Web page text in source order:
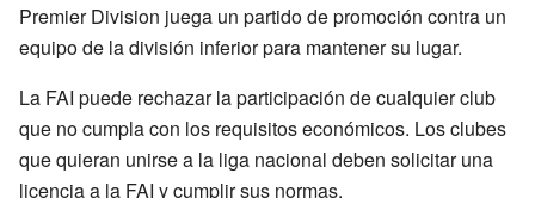
Premier Division juega un partido de promoción contra un
equipo de la división inferior para mantener su lugar.
La FAI puede rechazar la participación de cualquier club
que no cumpla con los requisitos económicos. Los clubes
que quieran unirse a la liga nacional deben solicitar una
licencia a la FAI y cumplir sus normas.